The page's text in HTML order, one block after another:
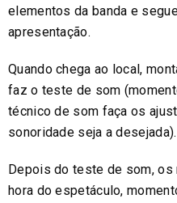
elementos da banda e
apresentação.
Quando chega ao local,
faz o teste de som
técnico de som faça os
sonoridade seja a desejada).
Depois do teste de som, os
hora do espetáculo,